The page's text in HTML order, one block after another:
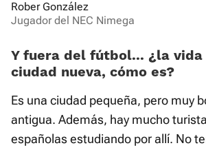
Rober González
Jugador del NEC Nimega
Y fuera del fútbol... ¿la vida
ciudad nueva, cómo es?
Es una ciudad pequeña, pero muy
antigua. Además, hay mucho
españolas estudiando por allí. No